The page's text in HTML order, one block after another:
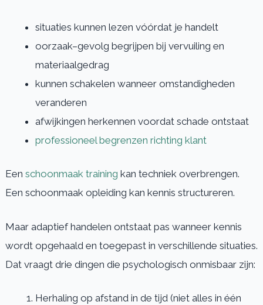
situaties kunnen lezen vóórdat je handelt
oorzaak–gevolg begrijpen bij vervuiling en
materiaalgedrag
kunnen schakelen wanneer omstandigheden
veranderen
afwijkingen herkennen voordat schade ontstaat
professioneel begrenzen richting klant
Een schoonmaak training kan techniek overbrengen.
Een schoonmaak opleiding kan kennis structureren.
Maar adaptief handelen ontstaat pas wanneer kennis
wordt opgehaald en toegepast in verschillende situaties.
Dat vraagt drie dingen die psychologisch onmisbaar zijn:
Herhaling op afstand in de tijd (niet alles in één